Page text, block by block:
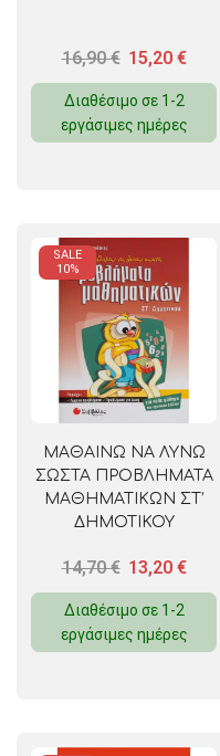
16,90€ 15,20 €
Διαθέσιμο σε 1-2
εργάσιμες ημέρες
SALE
10%
ΜΑΘΑΙΝΩ ΝΑ ΛΥΝΩ
ΣΩΣΤΑ ΠΡΟΒΛΗΜΑΤΑ
ΜΑΘΗΜΑΤΙΚΩΝ ΣΤ’
ΔΗΜΟΤΙΚΟΥ
14,70€ 13,20 €
Διαθέσιμο σε 1-2
εργάσιμες ημέρες